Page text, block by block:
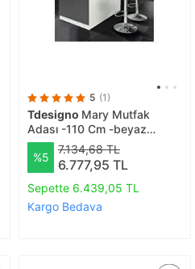
5 (1)
Tdesigno Mary Mutfak
Adası -110 Cm -beyaz
Tezgah Dahil
%5
7.134,68 TL
6.777,95 TL
Sepette 6.439,05 TL
Kargo Bedava